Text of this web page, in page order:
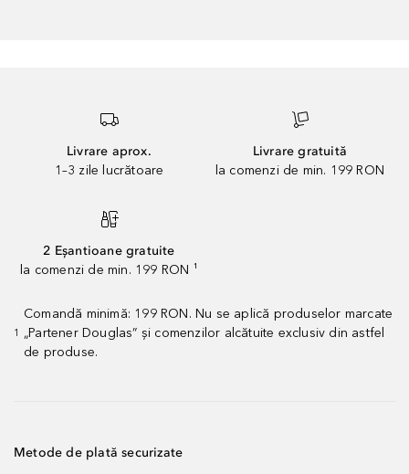
Livrare aprox.
1–3 zile lucrătoare
Livrare gratuită
la comenzi de min. 199 RON
2 Eșantioane gratuite
la comenzi de min. 199 RON ¹
1
Comandă minimă: 199 RON. Nu se aplică produselor marcate
„Partener Douglas” și comenzilor alcătuite exclusiv din astfel
de produse.
Metode de plată securizate